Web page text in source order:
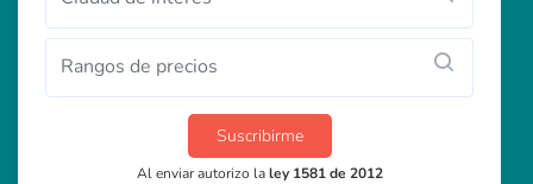
Rangos de precios
Suscribirme
Al enviar autorizo laley 1581 de 2012